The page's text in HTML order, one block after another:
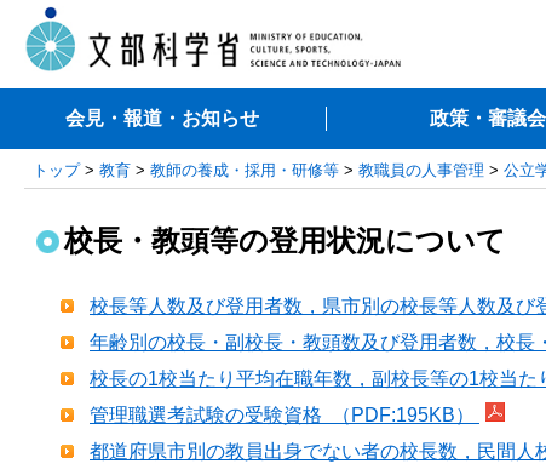
会見・報道・お知らせ 政策・審議会
トップ> 教育 > 教師の養成・採用・研修等 > 教職員の人事管理 > 公立
校長・教頭等の登用状況について
校長等人数及び登用者数，県市別の校長等人数及
年齢別の校長・副校長・教頭数及び登用者数，校
校長の1校当たり平均在職年数，副校長等の1校当
管理職選考試験の受験資格 （PDF:195KB）
都道府県市別の教員出身でない者の校長数，民間人